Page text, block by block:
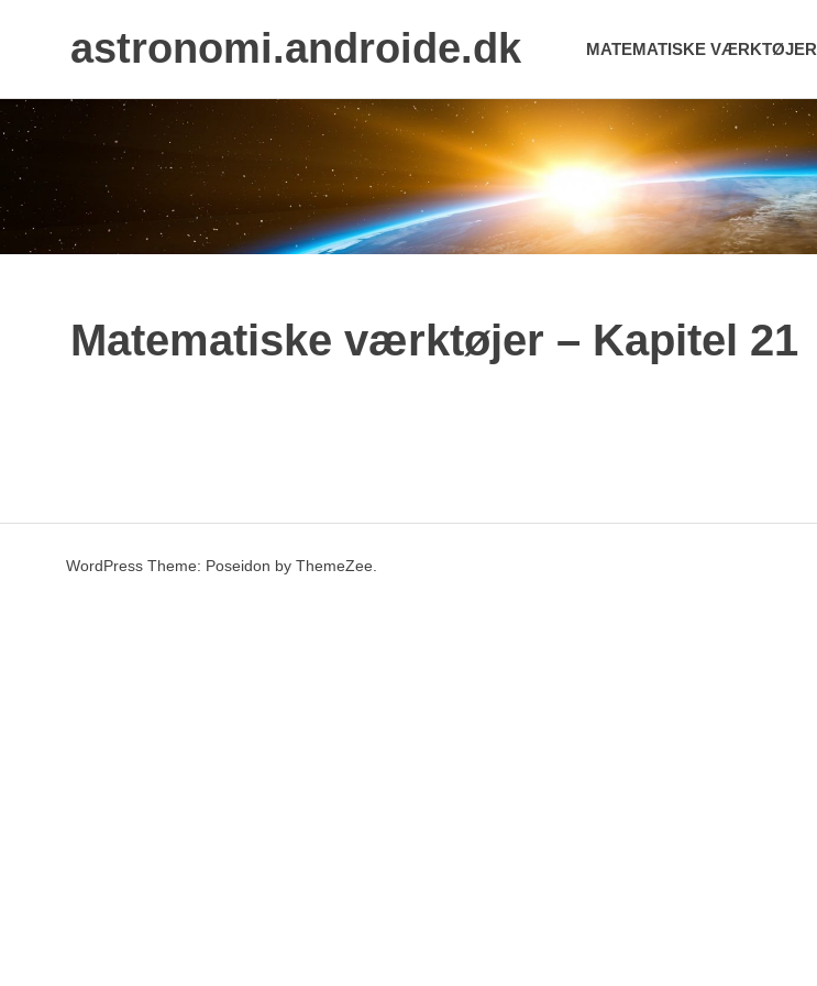
Skip
to
content
astronomi.androide.dk MATEMATISKE VÆRKTØJER
Matematiske værktøjer – Kapitel 21
WordPress Theme: Poseidon by ThemeZee.